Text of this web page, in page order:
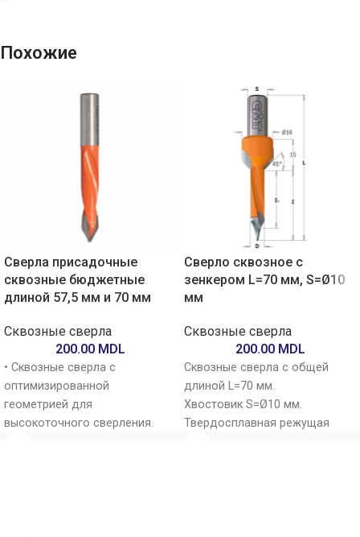
Похожие
Сверла присадочные
сквозные бюджетные
длиной 57,5 мм и 70 мм
Сквозные сверла
200.00 MDL
• Сквозные сверла с
оптимизированной
геометрией для
высокоточного сверления.
Сверло сквозное с
зенкером L=70 мм, S=Ø10
мм
Сквозные сверла
200.00 MDL
Сквозные сверла с общей
длиной L=70 мм.
Хвостовик S=Ø10 мм.
Твердосплавная режущая